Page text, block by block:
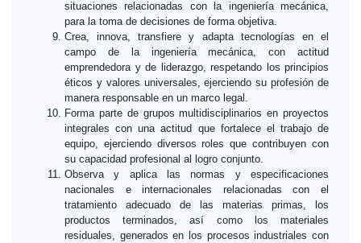
situaciones relacionadas con la ingeniería mecánica,
para la toma de decisiones de forma objetiva.
Crea, innova, transfiere y adapta tecnologías en el
campo de la ingeniería mecánica, con actitud
emprendedora y de liderazgo, respetando los principios
éticos y valores universales, ejerciendo su profesión de
manera responsable en un marco legal.
Forma parte de grupos multidisciplinarios en proyectos
integrales con una actitud que fortalece el trabajo de
equipo, ejerciendo diversos roles que contribuyen con
su capacidad profesional al logro conjunto.
Observa y aplica las normas y especificaciones
nacionales e internacionales relacionadas con el
tratamiento adecuado de las materias primas, los
productos terminados, así como los materiales
residuales, generados en los procesos industriales con